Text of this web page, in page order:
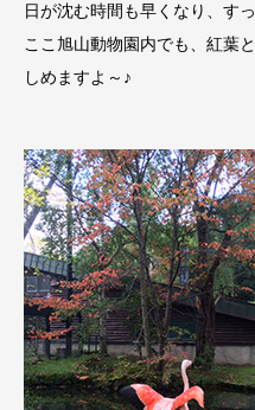
日が沈む時間も早くなり、す
ここ旭山動物園内でも、紅葉
しめますよ～♪